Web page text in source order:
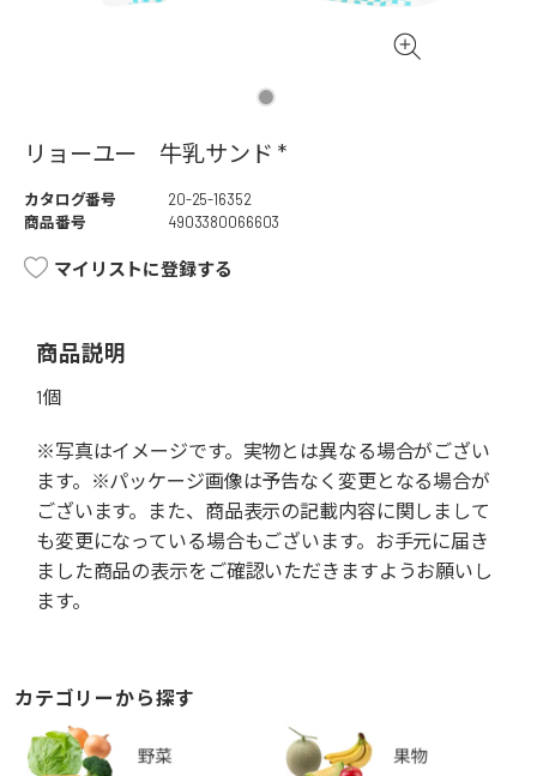
リョーユー 牛乳サンド *
カタログ番号
20-25-16352
商品番号
4903380066603
マイリストに登録する
商品説明
1個
※写真はイメージです。実物とは異なる場合がござい
ます。※パッケージ画像は予告なく変更となる場合が
ございます。また、商品表示の記載内容に関しまして
も変更になっている場合もございます。お手元に届き
ました商品の表示をご確認いただきますようお願いし
ます。
カテゴリーから探す